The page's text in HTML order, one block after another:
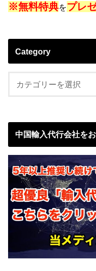
※無料特典をプレ
Category
中国輸入代行会社を